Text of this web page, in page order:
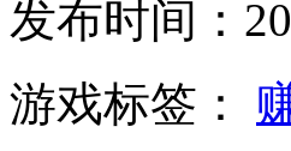
发布时间：
游戏标签：